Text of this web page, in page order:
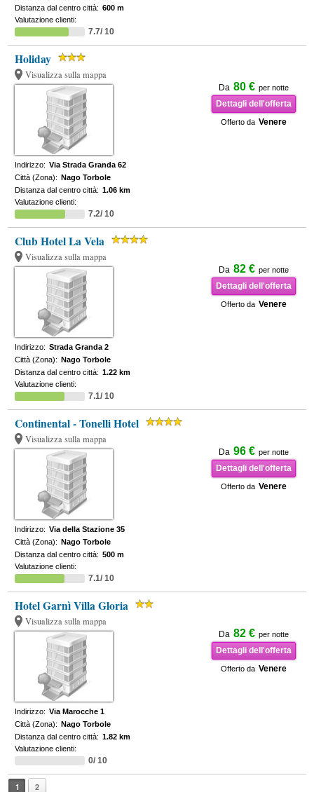
Distanza dal centro città: 600 m
Valutazione clienti:
7.7/ 10
Holiday
Visualizza sulla mappa
Da 80 € per notte
Dettagli dell'offerta
Offerto da Venere
Indirizzo: Via Strada Granda 62
Città (Zona): Nago Torbole
Distanza dal centro città: 1.06 km
Valutazione clienti:
7.2/ 10
Club Hotel La Vela
Visualizza sulla mappa
Da 82 € per notte
Dettagli dell'offerta
Offerto da Venere
Indirizzo: Strada Granda 2
Città (Zona): Nago Torbole
Distanza dal centro città: 1.22 km
Valutazione clienti:
7.1/ 10
Continental - Tonelli Hotel
Visualizza sulla mappa
Da 96 € per notte
Dettagli dell'offerta
Offerto da Venere
Indirizzo: Via della Stazione 35
Città (Zona): Nago Torbole
Distanza dal centro città: 500 m
Valutazione clienti:
7.1/ 10
Hotel Garnì Villa Gloria
Visualizza sulla mappa
Da 82 € per notte
Dettagli dell'offerta
Offerto da Venere
Indirizzo: Via Marocche 1
Città (Zona): Nago Torbole
Distanza dal centro città: 1.82 km
Valutazione clienti:
0/ 10
1 2